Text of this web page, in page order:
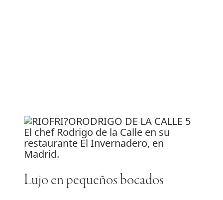
El chef Rodrigo de la Calle en su
restaurante El Invernadero, en
Madrid.
Lujo en pequeños bocados